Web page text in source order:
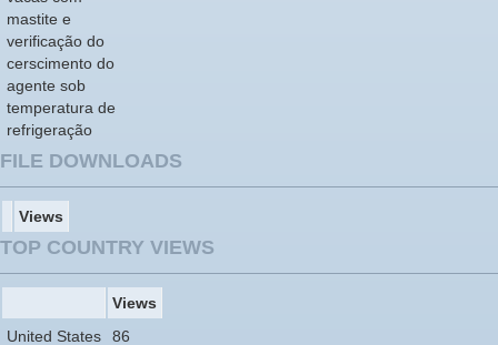
mastite e
verificação do
cerscimento do
agente sob
temperatura de
refrigeração
FILE DOWNLOADS
Views
TOP COUNTRY VIEWS
Views
United States
86